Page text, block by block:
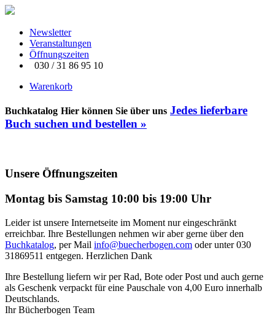
Newsletter
Veranstaltungen
Öffnungszeiten
030 / 31 86 95 10
Warenkorb
Buchkatalog Hier können Sie über uns Jedes lieferbare
Buch suchen und bestellen »
Unsere Öffnungszeiten
Montag bis Samstag 10:00 bis 19:00 Uhr
Leider ist unsere Internetseite im Moment nur eingeschränkt
erreichbar. Ihre Bestellungen nehmen wir aber gerne über den
Buchkatalog, per Mail info@buecherbogen.com oder unter 030
31869511 entgegen. Herzlichen Dank
Ihre Bestellung liefern wir per Rad, Bote oder Post und auch gerne
als Geschenk verpackt für eine Pauschale von 4,00 Euro innerhalb
Deutschlands.
Ihr Bücherbogen Team